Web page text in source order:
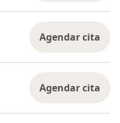
Agendar cita
Agendar cita